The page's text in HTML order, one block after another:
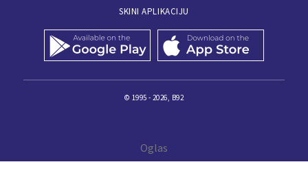
SKINI APLIKACIJU
© 1995 - 2026, B92